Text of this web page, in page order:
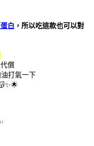
白 ，所以吃這款也可以對
償
打氣一下